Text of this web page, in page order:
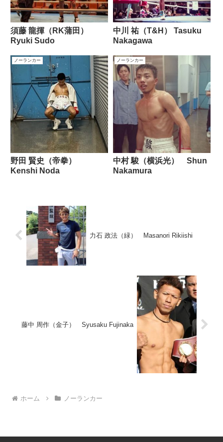
須藤 龍揮（RK蒲田）
Ryuki Sudo
中川 祐（T&H） Tasuku
Nakagawa
ノーランカー
野田 賢史（帝拳）
Kenshi Noda
ノーランカー
中村 駿（横浜光） Shun
Nakamura
力石 政法（緑） Masanori Rikiishi
藤中 周作（金子） Syusaku Fujinaka
ホーム ノーランカー